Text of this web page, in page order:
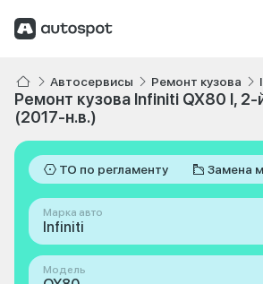
Автосервисы Ремонт кузова
Ремонт кузова Infiniti QX80 I, 2-
(2017-н.в.)
ТО по регламенту Замена
Марка авто
Infiniti
Модель